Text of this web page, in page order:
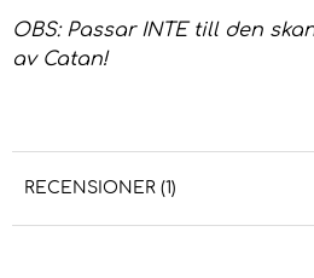
OBS: Passar INTE till den
av Catan!
RECENSIONER (1)